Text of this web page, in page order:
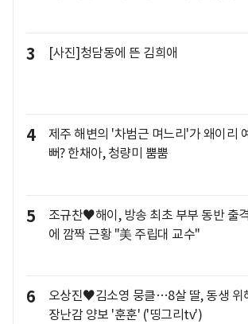
3 [사진]청담동에 뜬 김희애
4
제주 해변의 '차범근 며느리'가 왜이리 예
뻐? 한채아, 청량미 뿜뿜
5
조규찬♥해이, 방송 최초 부부 동반 출격
에 깜짝 근황 "美 주립대 교수"
6
오상진♥김소영 뭉클…8살 딸, 동생 위
장난감 양보 '훈훈' ('띵그리tv')